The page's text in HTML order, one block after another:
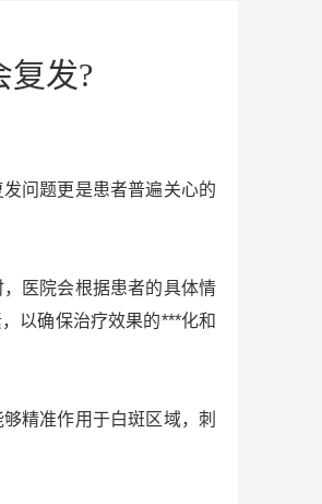
复发?
问题更是患者普遍关心的
医院会根据患者的具体情
以确保治疗效果的***化和
精准作用于白斑区域，刺